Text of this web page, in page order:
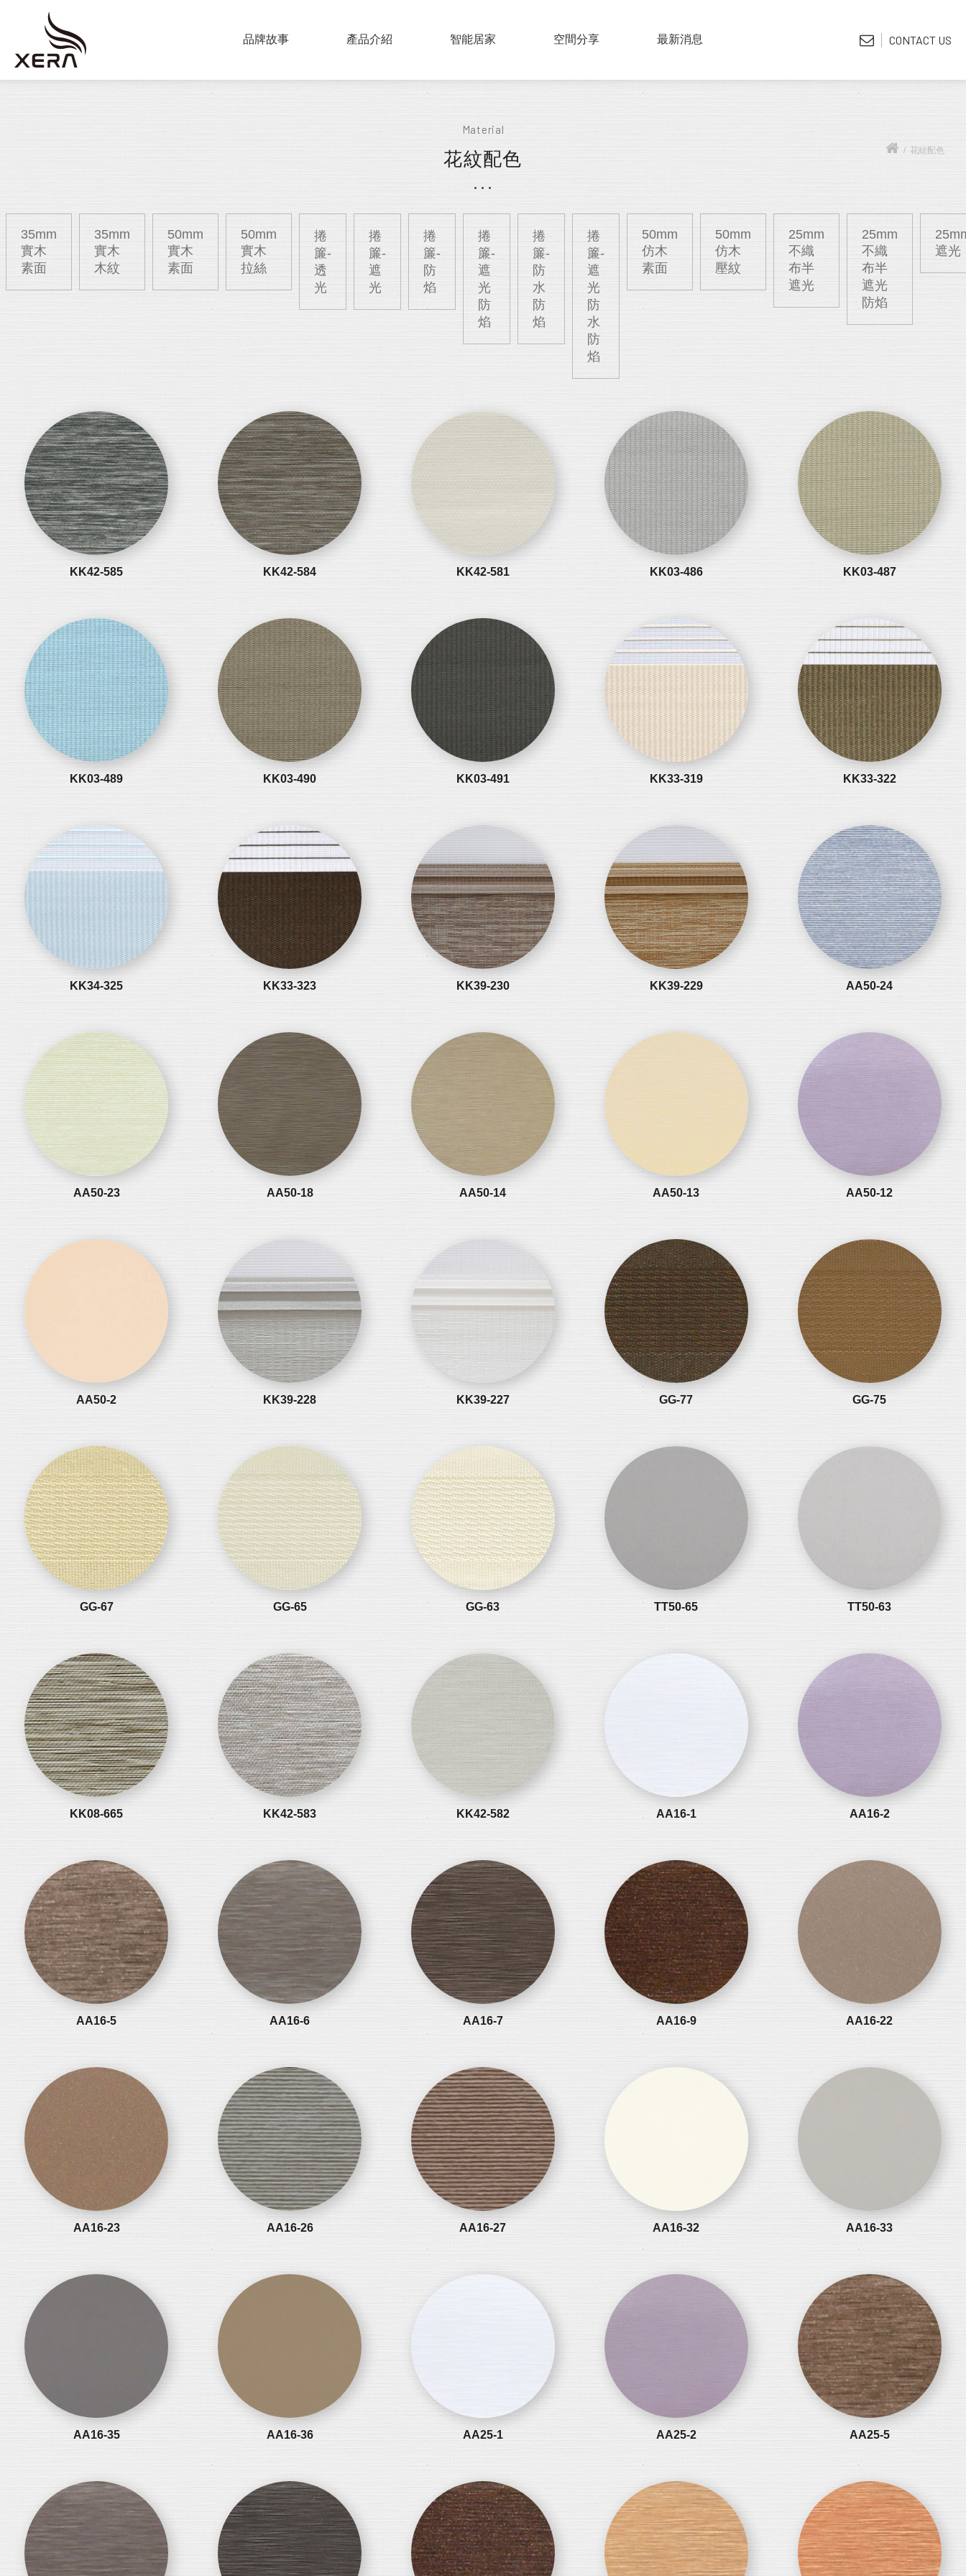
ABOUT US
品牌故事 PRODUCTS
產品介紹
鋁片百葉
SMART HOME
智能居家 COLLECTIONS
空間分享 LATEST NEWS
最新消息 CONTACT US
Material
花紋配色 / 花紋配色
35mm
實木
素面
35mm
實木
木紋
50mm
實木
素面
50mm
實木
拉絲
捲
簾-
透
光
捲
簾-
遮
光
捲
簾-
防
焰
捲
簾-
遮
光
防
焰
捲
簾-
防
水
防
焰
捲
簾-
遮
光
防
水
防
焰
50mm
仿木
素面
50mm
仿木
壓紋
25mm
不織
布半
遮光
25mm
不織
布半
遮光
防焰
遮光
KK42-585 KK42-584 KK42-581 KK03-486 KK03-487
KK03-489 KK03-490 KK03-491 KK33-319 KK33-322
KK34-325 KK33-323 KK39-230 KK39-229 AA50-24
AA50-23 AA50-18 AA50-14 AA50-13 AA50-12
AA50-2 KK39-228 KK39-227 GG-77 GG-75
GG-67 GG-65 GG-63 TT50-65 TT50-63
KK08-665 KK42-583 KK42-582 AA16-1 AA16-2
AA16-5 AA16-6 AA16-7 AA16-9 AA16-22
AA16-23 AA16-26 AA16-27 AA16-32 AA16-33
AA16-35 AA16-36 AA25-1 AA25-2 AA25-5